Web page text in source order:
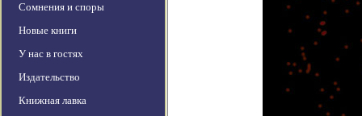
Сомнения и споры
Новые книги
У нас в гостях
Издательство
Книжная лавка